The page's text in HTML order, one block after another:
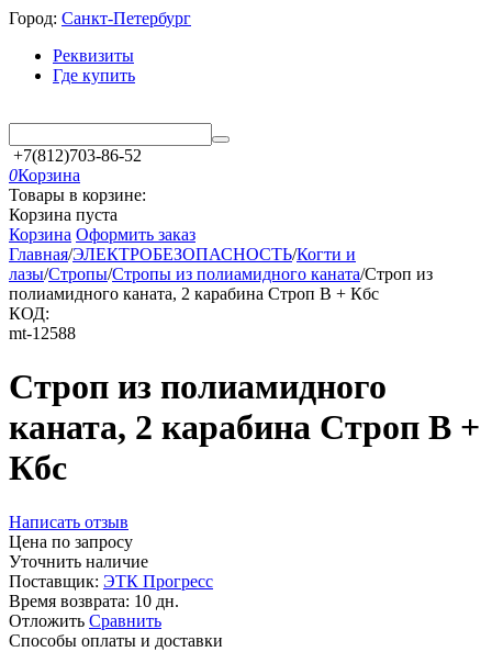
Город: Санкт-Петербург
Реквизиты
Где купить
+7(812)703-86-52
0Корзина
Товары в корзине:
Корзина пуста
Корзина Оформить заказ
Главная/ЭЛЕКТРОБЕЗОПАСНОСТЬ/Когти и
лазы/Стропы/Стропы из полиамидного каната/Строп из
полиамидного каната, 2 карабина Строп В + Кбс
КОД:
mt-12588
Строп из полиамидного
каната, 2 карабина Строп В +
Кбс
Написать отзыв
Цена по запросу
Уточнить наличие
Поставщик: ЭТК Прогресс
Время возврата: 10 дн.
Отложить Сравнить
Способы оплаты и доставки